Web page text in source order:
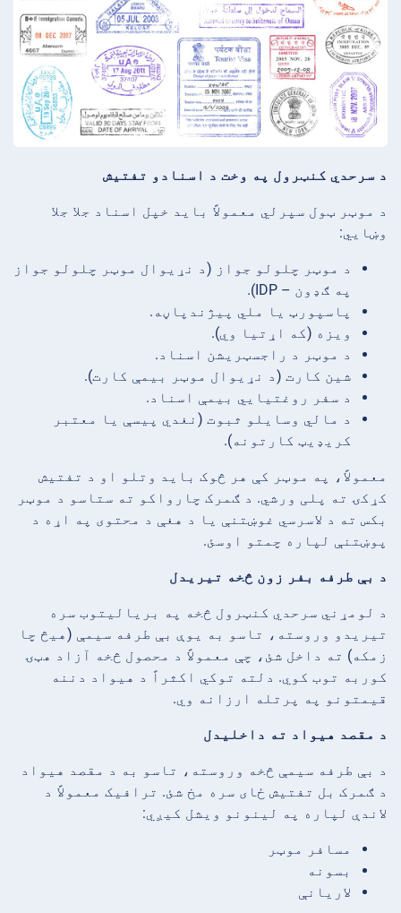
د سرحدي کنټرول په وخت د اسنادو تفتیش
د موټر ټول سپرلي معمولاً باید خپل اسناد جلا جلا
وښایي:
د موټر چلولو جواز (د نړیوال موټر چلولو جواز
په ګډون – IDP).
پاسپورټ یا ملي پیژندپاڼه.
ویزه (که اړتیا وي).
د موټر د راجسټریشن اسناد.
شین کارت (د نړیوال موټر بیمې کارت).
د سفر روغتیایي بیمې اسناد.
د مالي وسایلو ثبوت (نغدي پیسې یا معتبر
کریډیټ کارتونه).
معمولاً، په موټر کې هر څوک باید وتلو او د تفتیش
کړکۍ ته پلی ورشي. د ګمرک چارواکو ته ستاسو د موټر
بکس ته د لاسرسي غوښتنې یا د هغې د محتوی په اړه د
پوښتنې لپاره چمتو اوسئ.
د بې طرفه بفر زون څخه تیریدل
د لومړني سرحدي کنټرول څخه په بریالیتوب سره
تیریدو وروسته، تاسو به یوې بې طرفه سیمې (هیڅ چا
زمکه) ته داخل شئ، چې معمولاً د محصول څخه آزاد هټۍ
کوربه توب کوي. دلته توکي اکثراً د هیواد دننه
قیمتونو په پرتله ارزانه وي.
د مقصد هیواد ته داخلیدل
د بې طرفه سیمې څخه وروسته، تاسو به د مقصد هیواد
د ګمرک بل تفتیش ځای سره مخ شئ. ترافیک معمولاً د
لاندې لپاره په لینونو ویشل کیږي:
مسافر موټر
بسونه
لاریانې